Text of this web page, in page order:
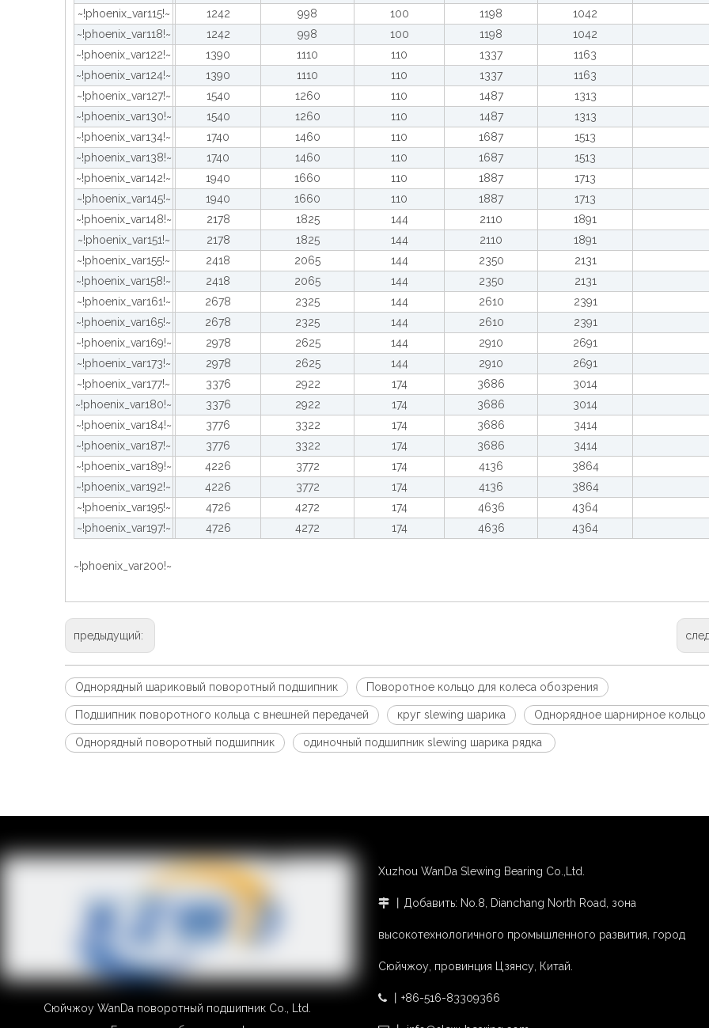
~!phoenix_var115!~
1242 998 100 1198 1042
~!phoenix_var118!~
1242 998 100 1198 1042
~!phoenix_var122!~
1390 1110 110 1337 1163
~!phoenix_var124!~
1390 1110 110 1337 1163
~!phoenix_var127!~
1540 1260 110 1487 1313
~!phoenix_var130!~
1540 1260 110 1487 1313
~!phoenix_var134!~
1740 1460 110 1687 1513
~!phoenix_var138!~
1740 1460 110 1687 1513
~!phoenix_var142!~
1940 1660 110 1887 1713
~!phoenix_var145!~
1940 1660 110 1887 1713
~!phoenix_var148!~
2178 1825 144 2110 1891
~!phoenix_var151!~
2178 1825 144 2110 1891
~!phoenix_var155!~
2418 2065 144 2350 2131
~!phoenix_var158!~
2418 2065 144 2350 2131
~!phoenix_var161!~
2678 2325 144 2610 2391
~!phoenix_var165!~
2678 2325 144 2610 2391
~!phoenix_var169!~
2978 2625 144 2910 2691
~!phoenix_var173!~
2978 2625 144 2910 2691
~!phoenix_var177!~
3376 2922 174 3686 3014
~!phoenix_var180!~
3376 2922 174 3686 3014
~!phoenix_var184!~
3776 3322 174 3686 3414
~!phoenix_var187!~
3776 3322 174 3686 3414
~!phoenix_var189!~
4226 3772 174 4136 3864
~!phoenix_var192!~
4226 3772 174 4136 3864
~!phoenix_var195!~
4726 4272 174 4636 4364
~!phoenix_var197!~
4726 4272 174 4636 4364
~!phoenix_var200!~
предыдущий:
Однорядный шариковый поворотный подшипник Поворотное кольцо для колеса обозрения
Подшипник поворотного кольца с внешней передачей круг slewing шарика Однорядное шарнирное кольцо
Однорядный поворотный подшипник одиночный подшипник slewing шарика рядка
Сюйчжоу WanDa поворотный подшипник Co., Ltd.
Xuzhou WanDa Slewing Bearing Co.,Ltd.
 丨Добавить: No.8, Dianchang North Road, зона
высокотехнологичного промышленного развития, город
Сюйчжоу, провинция Цзянсу, Китай.
 丨+86-516-83309366